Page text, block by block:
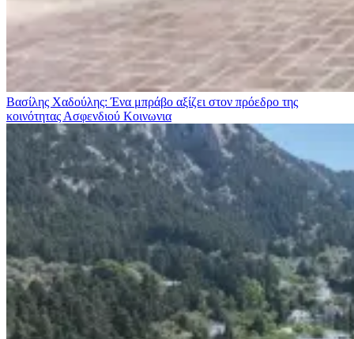
Βασίλης Χαδούλης: Ένα μπράβο αξίζει στον πρόεδρο της
κοινότητας Ασφενδιού Κοινωνια